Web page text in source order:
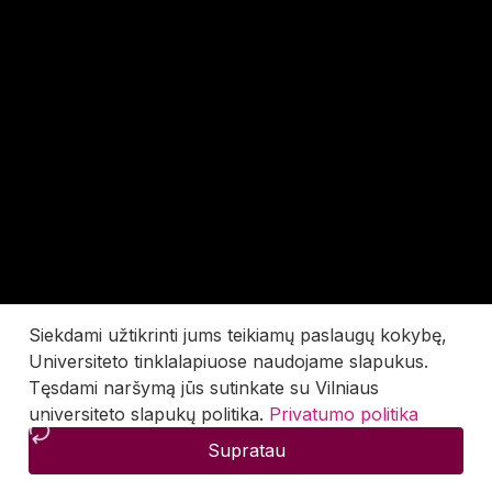
Siekdami užtikrinti jums teikiamų paslaugų kokybę,
Universiteto tinklalapiuose naudojame slapukus.
Tęsdami naršymą jūs sutinkate su Vilniaus
universiteto slapukų politika. Privatumo politika
Supratau